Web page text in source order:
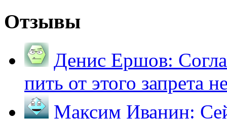
Отзывы
Денис Ершов:
пить от этого запрета
Максим Иванин: